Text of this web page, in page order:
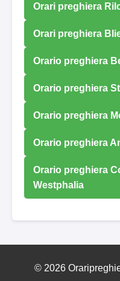
Orari preghiera
Orari preghiera
Orario preghiera
Orario preghiera
Orario preghiera
Orario preghiera
Orario preghiera
Westphalia
© 2026